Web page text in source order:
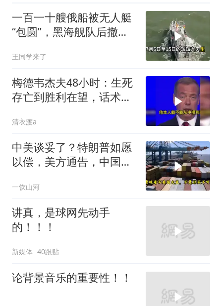
一百一十艘俄船被无人艇
“包圆”，黑海舰队后撤数
王同学来了
梅德韦杰夫48小时：生死
存亡到胜利在望，话术变
清衣渡a
中美谈妥了？特朗普如愿
以偿，美方通告，中国增
一饮山河
讲真，是球网先动手
的！！！
新媒体 40跟贴
论背景音乐的重要性！！